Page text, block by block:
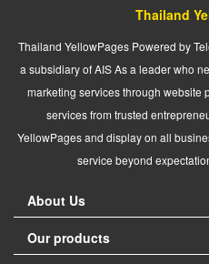
Thailand
Thailand YellowPages Powered by
a subsidiary of AIS As a leader who
marketing services through website
services from trusted
YellowPages and display on all
service beyond
About Us
Our products